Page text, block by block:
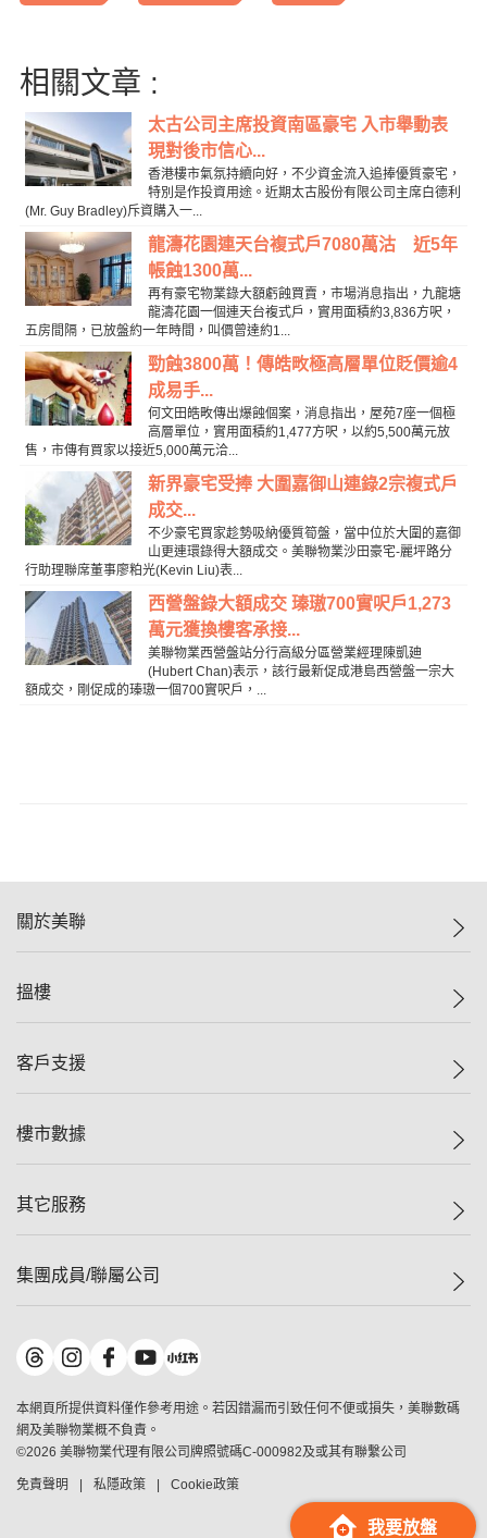
相關文章 :
太古公司主席投資南區豪宅 入市舉動表
現對後市信心...
香港樓市氣氛持續向好，不少資金流入追捧優質豪宅，
特別是作投資用途。近期太古股份有限公司主席白德利
(Mr. Guy Bradley)斥資購入一...
龍濤花園連天台複式戶7080萬沽 近5年
帳蝕1300萬...
再有豪宅物業錄大額虧蝕買賣，市場消息指出，九龍塘
龍濤花園一個連天台複式戶，實用面積約3,836方呎，
五房間隔，已放盤約一年時間，叫價曾達約1...
勁蝕3800萬！傳皓畋極高層單位貶價逾4
成易手...
何文田皓畋傳出爆蝕個案，消息指出，屋苑7座一個極
高層單位，實用面積約1,477方呎，以約5,500萬元放
售，市傳有買家以接近5,000萬元洽...
新界豪宅受捧 大圍嘉御山連錄2宗複式戶
成交...
不少豪宅買家趁勢吸納優質筍盤，當中位於大圍的嘉御
山更連環錄得大額成交。美聯物業沙田豪宅-麗坪路分
行助理聯席董事廖粕光(Kevin Liu)表...
西營盤錄大額成交 瑧璈700實呎戶1,273
萬元獲換樓客承接...
美聯物業西營盤站分行高級分區營業經理陳凱廸
(Hubert Chan)表示，該行最新促成港島西營盤一宗大
額成交，剛促成的瑧璈一個700實呎戶，...
我要放盤
關於美聯
美聯集團
人才招募
搵樓
一手新盤
減價
美聯豪宅
獨家樓盤
租盤
客戶支援
自助放盤
查詢熱線
按揭計算機
負擔能力計算機
轉按計算機
繳款方式
樓市數據
樓價指數
歷史成交
屋苑成交排行榜
地區百科
其它服務
屋苑專頁
美聯精英會
美善會
地產代理管理協會
申報已遞交的購樓意向登記
集團成員/聯屬公司
美聯物業
鋑聯控股*
美聯工商舖*
美聯中國
美聯澳門
美聯金融集團
本網頁所提供資料僅作參考用途。若因錯漏而引致任何不便或損失，美聯數碼
網及美聯物業概不負責。
©2026 美聯物業代理有限公司牌照號碼C-000982及或其有聯繫公司
免責聲明 私隱政策 Cookie政策